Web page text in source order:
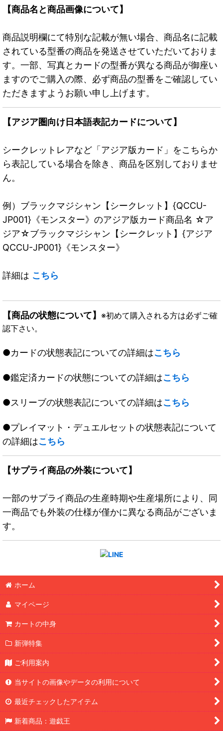
【商品名と商品画像について】
商品説明欄にて特別な記載が無い場合、商品名に記載
されている型番の商品を発送させていただいておりま
す。一部、写真とカードの型番が異なる商品が御座い
ますのでご購入の際、必ず商品の型番をご確認してい
ただきますようお願い申し上げます。
【アジア圏向け日本語表記カードについて】
シークレットレアなど「アジア版カード」をこちらか
ら表記している場合を除き、商品を区別しておりませ
ん。
例）ブラックマジシャン【シークレット】{QCCU-
JP001}《モンスター》のアジア版カード商品名 ☆ア
ジア☆ブラックマジシャン【シークレット】{アジア
QCCU-JP001}《モンスター》
詳細は こちら
【商品の状態について】 ※初めて購入される方は必ずご確
認下さい。
●カードの状態表記についての詳細はこちら
●鑑定済カードの状態についての詳細はこちら
●スリーブの状態表記についての詳細はこちら
●プレイマット・デュエルセットの状態表記について
の詳細はこちら
【サプライ商品の外装について】
一部のサプライ商品の生産時期や生産場所により、同
一商品でも外装の仕様が僅かに異なる商品がございま
す。
ホーム
マイページ
カートの中身
新弾特集
ご利用案内
当サイトの画像やデータの利用について
最近チェックしたアイテム
新着商品：遊戯王